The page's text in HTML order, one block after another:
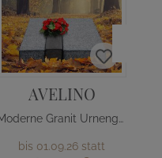
AVELINO
Moderne Granit Urnengrab Liegeplatte
bis 01.09.26 statt